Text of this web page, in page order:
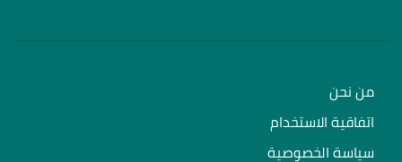
من نحن
اتفاقية الاستخدام
سياسة الخصوصية